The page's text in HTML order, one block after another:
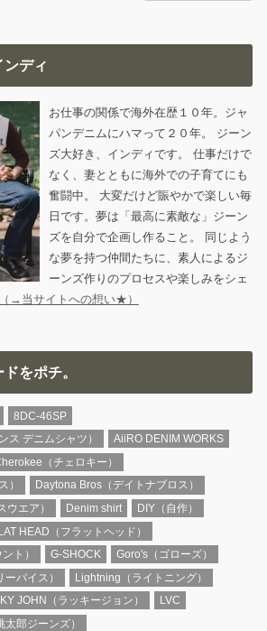
ディ
お仕事の関係で海外在歴１０年。ジャ
パンデニムにハマって２０年。 ジーン
ズ大好き、インディです。 仕事だけで
なく、妻とともに海外での子育てにも
奮闘中。 大変だけど賑やかで楽しい毎
日です。夢は「最高に素敵な」ジーン
ズを自分で企画し作ること。 同じよう
な夢を持つ仲間たちに、素人によるジ
ーンズ作りのプロセスや楽しみをシェ
（→当サイトへの想い★）
をポチ。
8DC-46SP
ス デニムシャツ）
AiiRO DENIM WORKS
（チェロキー）
）
Daytona Bros（デイトナブロス）
エア）
Denim shirt
DIY（自作）
HEAD（フラットヘッド）
ト）
G-SHOCK
Goro's（ゴローズ）
バイス）
Lightning（ライトニング）
JOHN（ラッキージョン）
LVC
郎ジーンズ）